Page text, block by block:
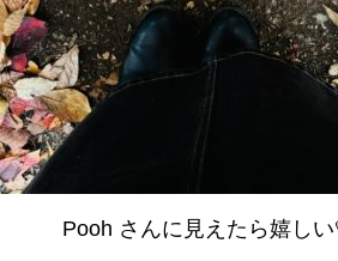
Pooh さんに見えたら嬉し